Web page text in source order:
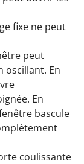
fixe ne peut
peut
oscillant. En
En
bascule
coulissante